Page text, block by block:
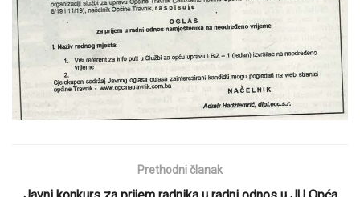
Prethodni članak